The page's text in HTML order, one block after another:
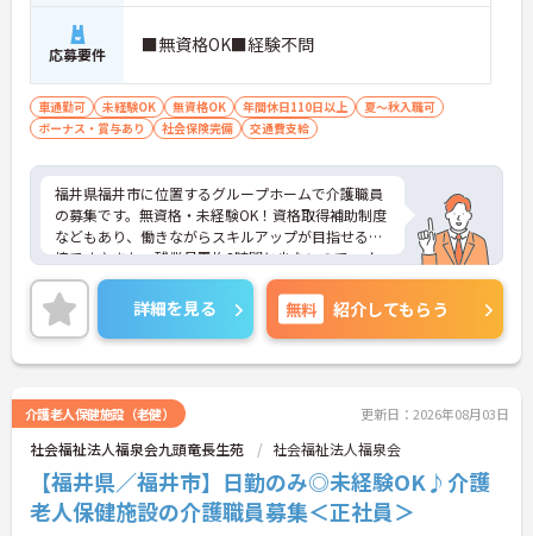
応募要件 ■無資格OK■経験不問
車通勤可 未経験OK 無資格OK 年間休日110日以上
夏～秋入職可
ボーナス・賞与あり
社会保険完備 交通費支給
福井県福井市に位置するグループホームで介護職員
の募集です。無資格・未経験OK！資格取得補助制度
などもあり、働きながらスキルアップが目指せる環
境です♪また、残業月平均3時間と少ないので、オ
ンオフつけてお仕事いただけます◎ご興味のある方
はご面接のポイントお伝えしますのでご気軽にお問
い合わせください。
詳細を見る 無料 紹介してもらう
介護老人保健施設（老健） 更新日：2026年08月03日
社会福祉法人福泉会九頭竜長生苑 社会福祉法人福泉会
【福井県／福井市】日勤のみ◎未経験OK♪介護
老人保健施設の介護職員募集＜正社員＞